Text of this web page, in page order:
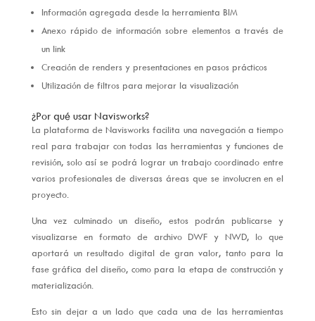
Información agregada desde la herramienta BIM
Anexo rápido de información sobre elementos a través de
un link
Creación de renders y presentaciones en pasos prácticos
Utilización de filtros para mejorar la visualización
¿Por qué usar Navisworks?
La plataforma de Navisworks facilita una navegación a tiempo
real para trabajar con todas las herramientas y funciones de
revisión, solo así se podrá lograr un trabajo coordinado entre
varios profesionales de diversas áreas que se involucren en el
proyecto.
Una vez culminado un diseño, estos podrán publicarse y
visualizarse en formato de archivo DWF y NWD, lo que
aportará un resultado digital de gran valor, tanto para la
fase gráfica del diseño, como para la etapa de construcción y
materialización.
Esto sin dejar a un lado que cada una de las herramientas